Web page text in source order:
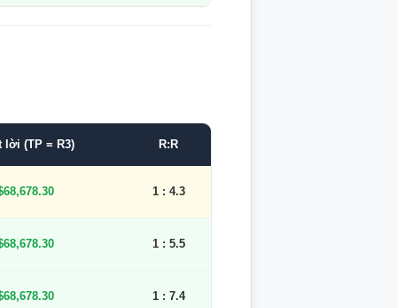
lời (TP = R3) R:R
1 : 4.3
1 : 5.5
1 : 7.4